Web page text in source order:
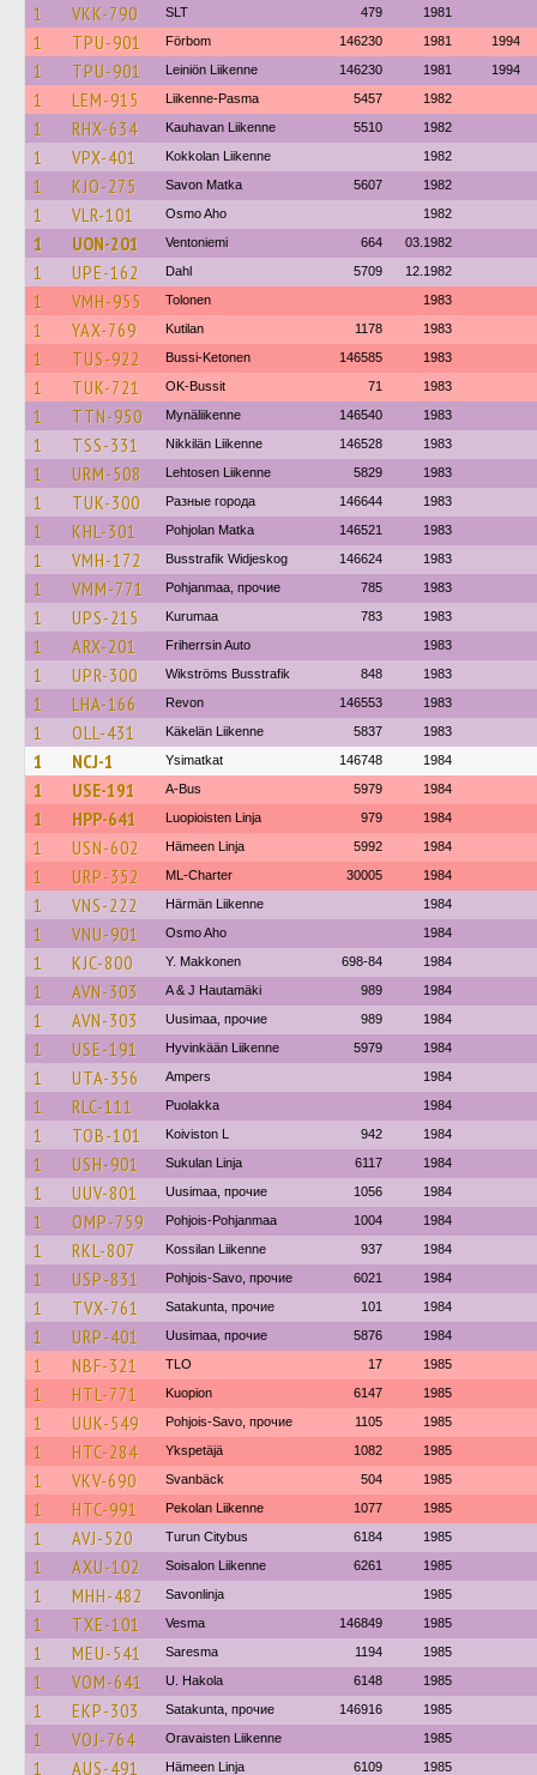
1 VKK-790 SLT 479 1981
1 TPU-901 Förbom 146230 1981 1994
1 TPU-901 Leiniön Liikenne 146230 1981 1994
1 LEM-915 Liikenne-Pasma 5457 1982
1 RHX-634 Kauhavan Liikenne 5510 1982
1 VPX-401 Kokkolan Liikenne 1982
1 KJO-275 Savon Matka 5607 1982
1 VLR-101 Osmo Aho 1982
1 UON-201 Ventoniemi 664 03.1982
1 UPE-162 Dahl 5709 12.1982
1 VMH-955 Tolonen 1983
1 YAX-769 Kutilan 1178 1983
1 TUS-922 Bussi-Ketonen 146585 1983
1 TUK-721 OK-Bussit 71 1983
1 TTN-950 Mynäliikenne 146540 1983
1 TSS-331 Nikkilän Liikenne 146528 1983
1 URM-508 Lehtosen Liikenne 5829 1983
1 TUK-300 Разные города 146644 1983
1 KHL-301 Pohjolan Matka 146521 1983
1 VMH-172 Busstrafik Widjeskog 146624 1983
1 VMM-771 Pohjanmaa, прочие 785 1983
1 UPS-215 Kurumaa 783 1983
1 ARX-201 Friherrsin Auto 1983
1 UPR-300 Wikströms Busstrafik 848 1983
1 LHA-166 Revon 146553 1983
1 OLL-431 Käkelän Liikenne 5837 1983
1 NCJ-1 Ysimatkat 146748 1984
1 USE-191 A-Bus 5979 1984
1 HPP-641 Luopioisten Linja 979 1984
1 USN-602 Hämeen Linja 5992 1984
1 URP-352 ML-Charter 30005 1984
1 VNS-222 Härmän Liikenne 1984
1 VNU-901 Osmo Aho 1984
1 KJC-800 Y. Makkonen 698-84 1984
1 AVN-303 A & J Hautamäki 989 1984
1 AVN-303 Uusimaa, прочие 989 1984
1 USE-191 Hyvinkään Liikenne 5979 1984
1 UTA-356 Ampers 1984
1 RLC-111 Puolakka 1984
1 TOB-101 Koiviston L 942 1984
1 USH-901 Sukulan Linja 6117 1984
1 UUV-801 Uusimaa, прочие 1056 1984
1 OMP-759 Pohjois-Pohjanmaa 1004 1984
1 RKL-807 Kossilan Liikenne 937 1984
1 USP-831 Pohjois-Savo, прочие 6021 1984
1 TVX-761 Satakunta, прочие 101 1984
1 URP-401 Uusimaa, прочие 5876 1984
1 NBF-321 TLO 17 1985
1 HTL-771 Kuopion 6147 1985
1 UUK-549 Pohjois-Savo, прочие 1105 1985
1 HTC-284 Ykspetäjä 1082 1985
1 VKV-690 Svanbäck 504 1985
1 HTC-991 Pekolan Liikenne 1077 1985
1 AVJ-520 Turun Citybus 6184 1985
1 AXU-102 Soisalon Liikenne 6261 1985
1 MHH-482 Savonlinja 1985
1 TXE-101 Vesma 146849 1985
1 MEU-541 Saresma 1194 1985
1 VOM-641 U. Hakola 6148 1985
1 EKP-303 Satakunta, прочие 146916 1985
1 VOJ-764 Oravaisten Liikenne 1985
1 AUS-491 Hämeen Linja 6109 1985